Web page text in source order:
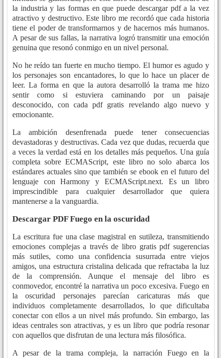
la industria y las formas en que puede descargar pdf a la vez
atractivo y destructivo. Este libro me recordó que cada historia
tiene el poder de transformarnos y de hacernos más humanos.
A pesar de sus fallas, la narrativa logró transmitir una emoción
genuina que resonó conmigo en un nivel personal.
No he reído tan fuerte en mucho tiempo. El humor es agudo y
los personajes son encantadores, lo que lo hace un placer de
leer. La forma en que la autora desarrolló la trama me hizo
sentir como si estuviera caminando por un paisaje
desconocido, con cada pdf gratis revelando algo nuevo y
emocionante.
La ambición desenfrenada puede tener consecuencias
devastadoras y destructivas. Cada vez que dudas, recuerda que
a veces la verdad está en los detalles más pequeños. Una guía
completa sobre ECMAScript, este libro no solo abarca los
estándares actuales sino que también se ebook en el futuro del
lenguaje con Harmony y ECMAScript.next. Es un libro
imprescindible para cualquier desarrollador que quiera
mantenerse a la vanguardia.
Descargar PDF Fuego en la oscuridad
La escritura fue una clase magistral en sutileza, transmitiendo
emociones complejas a través de libro gratis pdf sugerencias
más sutiles, como una confidencia susurrada entre viejos
amigos, una estructura cristalina delicada que refractaba la luz
de la comprensión. Aunque el mensaje del libro es
conmovedor, encontré la narrativa un poco excesiva. Fuego en
la oscuridad personajes parecían caricaturas más que
individuos completamente desarrollados, lo que dificultaba
conectar con ellos a un nivel más profundo. Sin embargo, las
ideas centrales son atractivas, y es un libro que podría resonar
con aquellos que disfrutan de una lectura más filosófica.
A pesar de la trama compleja, la narración Fuego en la